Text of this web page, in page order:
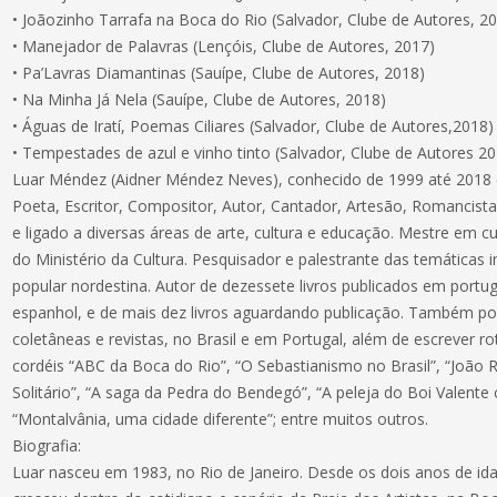
• Joãozinho Tarrafa na Boca do Rio (Salvador, Clube de Autores,
• Manejador de Palavras (Lençóis, Clube de Autores, 2017)
• Pa’Lavras Diamantinas (Sauípe, Clube de Autores, 2018)
• Na Minha Já Nela (Sauípe, Clube de Autores, 2018)
• Águas de Iratí, Poemas Ciliares (Salvador, Clube de Autores,2018)
• Tempestades de azul e vinho tinto (Salvador, Clube de Autores
Luar Méndez (Aidner Méndez Neves), conhecido de 1999 até
Poeta, Escritor, Compositor, Autor, Cantador, Artesão,
e ligado a diversas áreas de arte, cultura e educação. Mestre em
do Ministério da Cultura. Pesquisador e palestrante das temáticas
popular nordestina. Autor de dezessete livros publicados em
espanhol, e de mais dez livros aguardando publicação. Também
coletâneas e revistas, no Brasil e em Portugal, além de escrever
cordéis “ABC da Boca do Rio”, “O Sebastianismo no Brasil”, “João
Solitário”, “A saga da Pedra do Bendegó”, “A peleja do Boi
“Montalvânia, uma cidade diferente”; entre muitos outros.
Biografia:
Luar nasceu em 1983, no Rio de Janeiro. Desde os dois anos de